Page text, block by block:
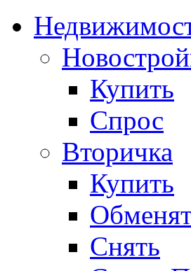
Купить
Спрос
Вторичка
Купить
Снять